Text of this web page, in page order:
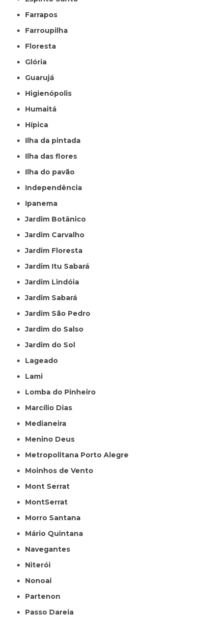
Farrapos
Farroupilha
Floresta
Glória
Guarujá
Higienópolis
Humaitá
Hípica
Ilha da pintada
Ilha das flores
Ilha do pavão
Independência
Ipanema
Jardim Botânico
Jardim Carvalho
Jardim Floresta
Jardim Itu Sabará
Jardim Lindóia
Jardim Sabará
Jardim São Pedro
Jardim do Salso
Jardim do Sol
Lageado
Lami
Lomba do Pinheiro
Marcílio Dias
Medianeira
Menino Deus
Metropolitana Porto Alegre
Moinhos de Vento
Mont Serrat
MontSerrat
Morro Santana
Mário Quintana
Navegantes
Niterói
Nonoai
Partenon
Passo Dareia